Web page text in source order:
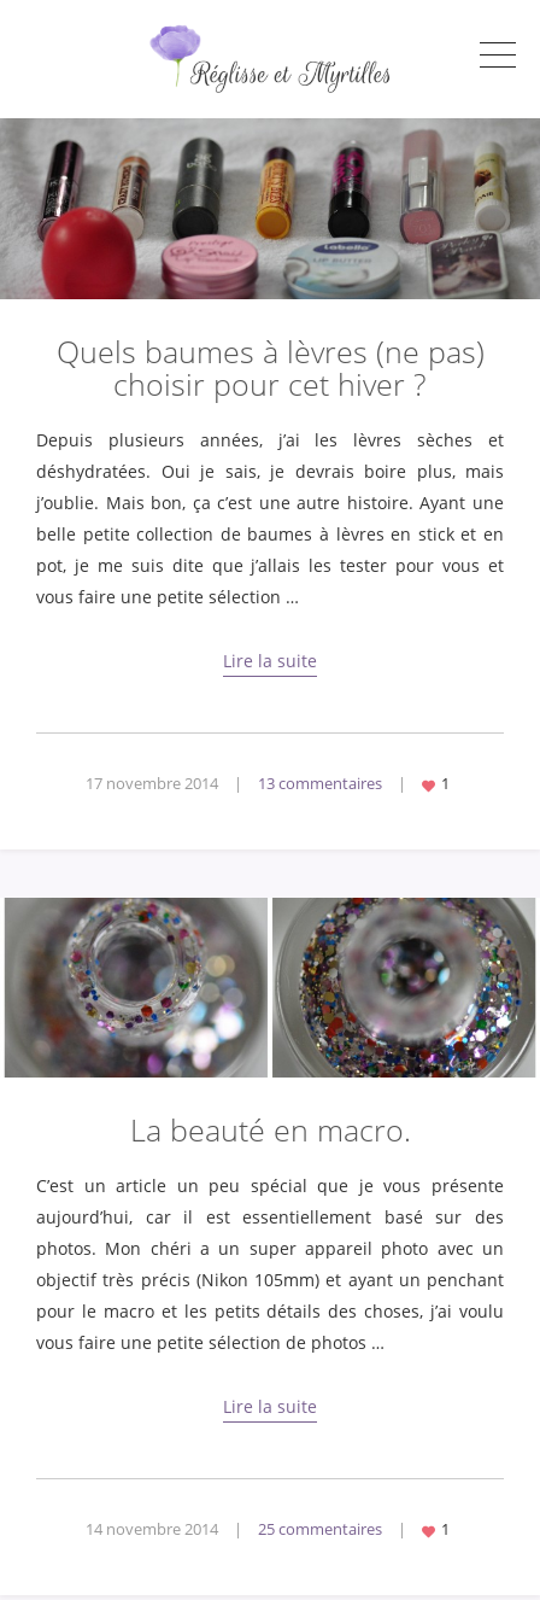
Quels baumes à lèvres (ne pas)
choisir pour cet hiver ?
Depuis plusieurs années, j’ai les lèvres sèches et
déshydratées. Oui je sais, je devrais boire plus, mais
j’oublie. Mais bon, ça c’est une autre histoire. Ayant une
belle petite collection de baumes à lèvres en stick et en
pot, je me suis dite que j’allais les tester pour vous et
vous faire une petite sélection …
Lire la suite
17 novembre 2014 | 13 commentaires |
La beauté en macro.
C’est un article un peu spécial que je vous présente
aujourd’hui, car il est essentiellement basé sur des
photos. Mon chéri a un super appareil photo avec un
objectif très précis (Nikon 105mm) et ayant un penchant
pour le macro et les petits détails des choses, j’ai voulu
vous faire une petite sélection de photos …
Lire la suite
14 novembre 2014 | 25 commentaires |